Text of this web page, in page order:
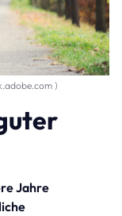
)
Jahre